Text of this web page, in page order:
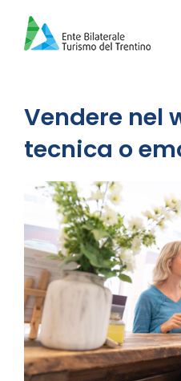
contenuto
Vendere nel
tecnica o